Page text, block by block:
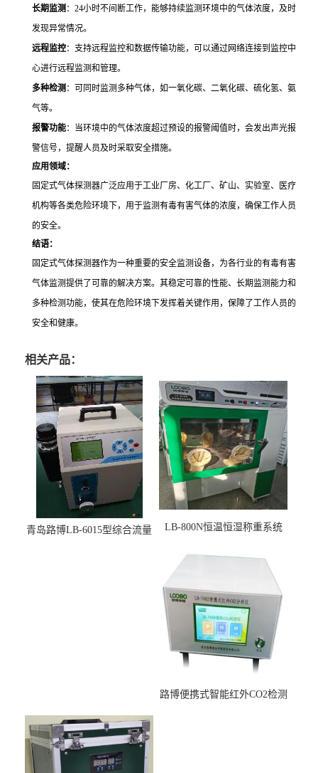
长期监测 ：24小时不间断工作，能够持续监测环境中的气体浓度，及时
发现异常情况。
远程监控：支持远程监控和数据传输功能，可以通过网络连接到监控中
心进行远程监测和管理。
多种检测 ：可同时监测多种气体，如一氧化碳、二氧化碳、硫化氢、氨
气等。
报警功能：当环境中的气体浓度超过预设的报警阈值时，会发出声光报
警信号，提醒人员及时采取安全措施。
应用领域：
固定式气体探测器广泛应用于工业厂房、化工厂、矿山、实验室、医疗
机构等各类危险环境下，用于监测有毒有害气体的浓度，确保工作人员
的安全。
结语：
固定式气体探测器作为一种重要的安全监测设备，为各行业的有毒有害
气体监测提供了可靠的解决方案。其稳定可靠的性能、长期监测能力和
多种检测功能，使其在危险环境下发挥着关键作用，保障了工作人员的
安全和健康。
相关产品：
青岛路博LB-6015型综合流量
LB-800N恒温恒湿称重系统
路博便携式智能红外CO2检测